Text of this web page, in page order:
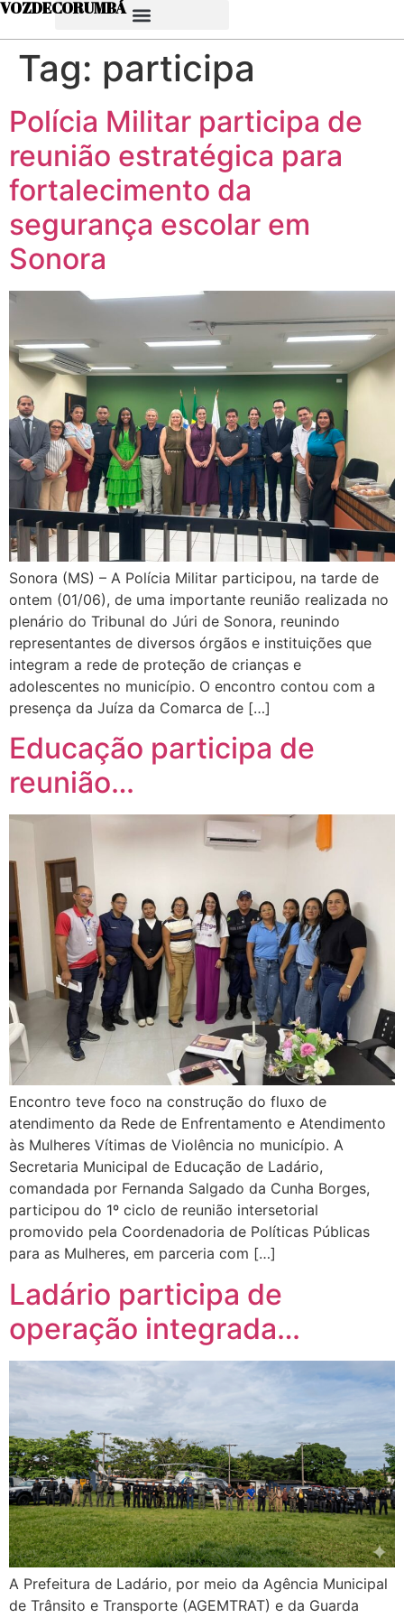
VOZDECORUMBÁ
Tag: participa
Polícia Militar participa de
reunião estratégica para
fortalecimento da
segurança escolar em
Sonora
Sonora (MS) – A Polícia Militar participou, na tarde de
ontem (01/06), de uma importante reunião realizada no
plenário do Tribunal do Júri de Sonora, reunindo
representantes de diversos órgãos e instituições que
integram a rede de proteção de crianças e
adolescentes no município. O encontro contou com a
presença da Juíza da Comarca de […]
Educação participa de
reunião…
Encontro teve foco na construção do fluxo de
atendimento da Rede de Enfrentamento e Atendimento
às Mulheres Vítimas de Violência no município. A
Secretaria Municipal de Educação de Ladário,
comandada por Fernanda Salgado da Cunha Borges,
participou do 1º ciclo de reunião intersetorial
promovido pela Coordenadoria de Políticas Públicas
para as Mulheres, em parceria com […]
Ladário participa de
operação integrada…
A Prefeitura de Ladário, por meio da Agência Municipal
de Trânsito e Transporte (AGEMTRAT) e da Guarda